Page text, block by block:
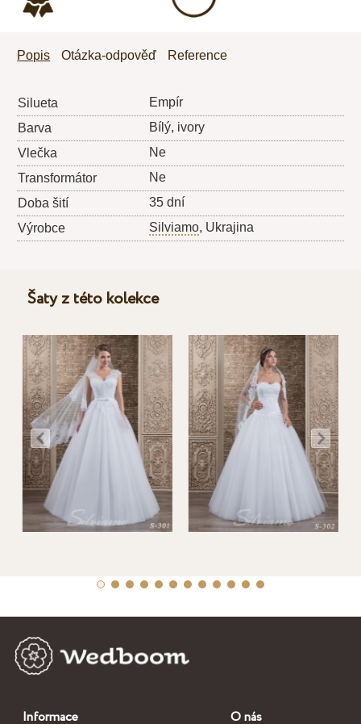
Popis Otázka-odpověď Reference
Silueta
Empír
Barva
Bílý, ivory
Vlečka
Ne
Transformátor
Ne
Doba šití
35 dní
Výrobce
Silviamo, Ukrajina
Šaty z této kolekce
Informace O nás